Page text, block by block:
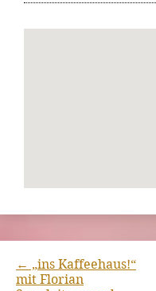
← „ins Kaffeehaus!“
mit Florian